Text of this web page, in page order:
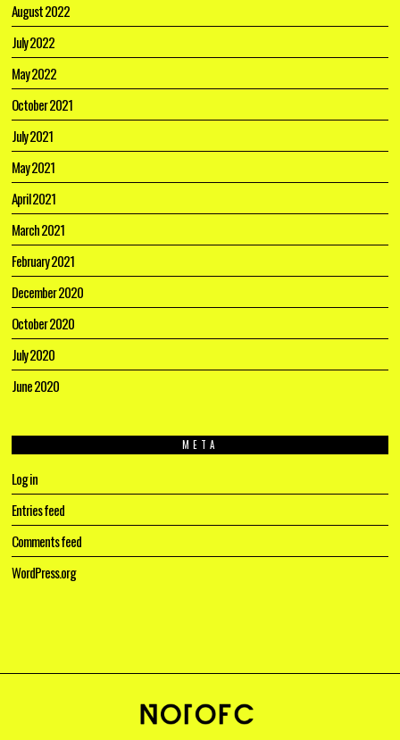
August 2022
July 2022
May 2022
October 2021
July 2021
May 2021
April 2021
March 2021
February 2021
December 2020
October 2020
July 2020
June 2020
META
Log in
Entries feed
Comments feed
WordPress.org